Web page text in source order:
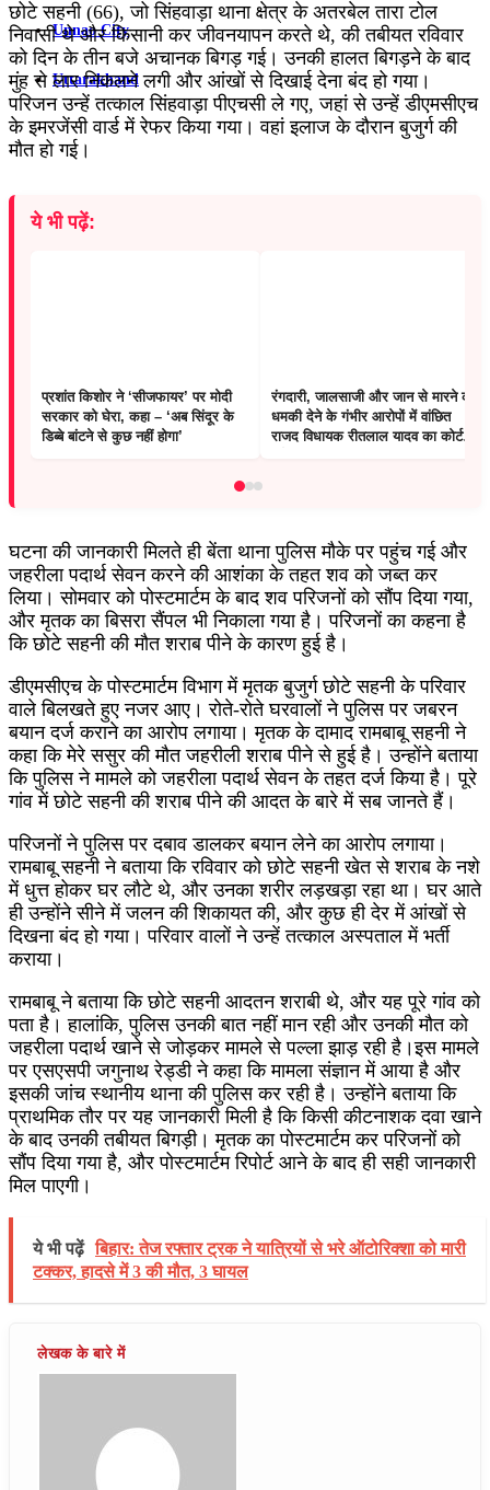
Unnao City
Uttarakhand
छोटे सहनी (66), जो सिंहवाड़ा थाना क्षेत्र के अतरबेल तारा टोल
निवासी थे और किसानी कर जीवनयापन करते थे, की तबीयत रविवार
को दिन के तीन बजे अचानक बिगड़ गई। उनकी हालत बिगड़ने के बाद
मुंह से लार निकलने लगी और आंखों से दिखाई देना बंद हो गया।
परिजन उन्हें तत्काल सिंहवाड़ा पीएचसी ले गए, जहां से उन्हें डीएमसीएच
के इमरजेंसी वार्ड में रेफर किया गया। वहां इलाज के दौरान बुजुर्ग की
मौत हो गई।
ये भी पढ़ें:
प्रशांत किशोर ने ‘सीजफायर’ पर मोदी
सरकार को घेरा, कहा – ‘अब सिंदूर के
डिब्बे बांटने से कुछ नहीं होगा’
रंगदारी, जालसाजी और जान से मारने की
धमकी देने के गंभीर आरोपों में वांछित
राजद विधायक रीतलाल यादव का कोर्ट में
घटना की जानकारी मिलते ही बेंता थाना पुलिस मौके पर पहुंच गई और
जहरीला पदार्थ सेवन करने की आशंका के तहत शव को जब्त कर
लिया। सोमवार को पोस्टमार्टम के बाद शव परिजनों को सौंप दिया गया,
और मृतक का बिसरा सैंपल भी निकाला गया है। परिजनों का कहना है
कि छोटे सहनी की मौत शराब पीने के कारण हुई है।
डीएमसीएच के पोस्टमार्टम विभाग में मृतक बुजुर्ग छोटे सहनी के परिवार
वाले बिलखते हुए नजर आए। रोते-रोते घरवालों ने पुलिस पर जबरन
बयान दर्ज कराने का आरोप लगाया। मृतक के दामाद रामबाबू सहनी ने
कहा कि मेरे ससुर की मौत जहरीली शराब पीने से हुई है। उन्होंने बताया
कि पुलिस ने मामले को जहरीला पदार्थ सेवन के तहत दर्ज किया है। पूरे
गांव में छोटे सहनी की शराब पीने की आदत के बारे में सब जानते हैं।
परिजनों ने पुलिस पर दबाव डालकर बयान लेने का आरोप लगाया।
रामबाबू सहनी ने बताया कि रविवार को छोटे सहनी खेत से शराब के नशे
में धुत्त होकर घर लौटे थे, और उनका शरीर लड़खड़ा रहा था। घर आते
ही उन्होंने सीने में जलन की शिकायत की, और कुछ ही देर में आंखों से
दिखना बंद हो गया। परिवार वालों ने उन्हें तत्काल अस्पताल में भर्ती
कराया।
रामबाबू ने बताया कि छोटे सहनी आदतन शराबी थे, और यह पूरे गांव को
पता है। हालांकि, पुलिस उनकी बात नहीं मान रही और उनकी मौत को
जहरीला पदार्थ खाने से जोड़कर मामले से पल्ला झाड़ रही है।इस मामले
पर एसएसपी जगुनाथ रेड्डी ने कहा कि मामला संज्ञान में आया है और
इसकी जांच स्थानीय थाना की पुलिस कर रही है। उन्होंने बताया कि
प्राथमिक तौर पर यह जानकारी मिली है कि किसी कीटनाशक दवा खाने
के बाद उनकी तबीयत बिगड़ी। मृतक का पोस्टमार्टम कर परिजनों को
सौंप दिया गया है, और पोस्टमार्टम रिपोर्ट आने के बाद ही सही जानकारी
मिल पाएगी।
ये भी पढ़ें बिहार: तेज रफ्तार ट्रक ने यात्रियों से भरे ऑटोरिक्शा को मारी
टक्कर, हादसे में 3 की मौत, 3 घायल